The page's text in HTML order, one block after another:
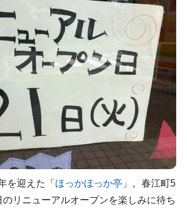
を迎えた「 ほっかほっか亭 」。春江町5
リニューアルオープンを楽しみに待ち